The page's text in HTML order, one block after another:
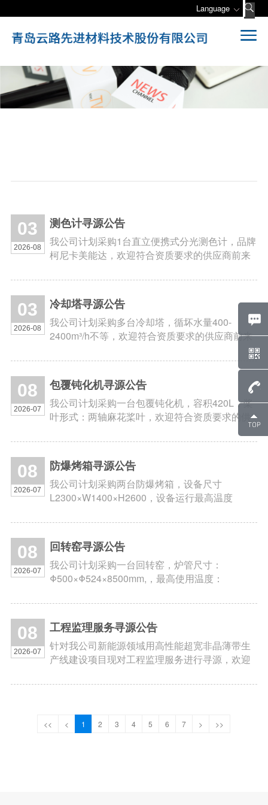
Language
03
2026-08
测色计寻源公告
我公司计划采购1台直立便携式分光测色计，品牌
柯尼卡美能达，欢迎符合资质要求的供应商前来
03
2026-08
冷却塔寻源公告
我公司计划采购多台冷却塔，循坏水量400-
2400m³/h不等，欢迎符合资质要求的供应商前来
08
2026-07
包覆钝化机寻源公告
我公司计划采购一台包覆钝化机，容积420L，桨
叶形式：两轴麻花桨叶，欢迎符合资质要求的供
08
2026-07
防爆烤箱寻源公告
我公司计划采购两台防爆烤箱，设备尺寸
L2300×W1400×H2600，设备运行最高温度
谈。
08
2026-07
回转窑寻源公告
我公司计划采购一台回转窑，炉管尺寸：
Φ500×Φ524×8500mm,，最高使用温度：
谈。
08
2026-07
工程监理服务寻源公告
针对我公司新能源领域用高性能超宽非晶薄带生
产线建设项目现对工程监理服务进行寻源，欢迎
<< < 1 2 3 4 5 6 7 > >>